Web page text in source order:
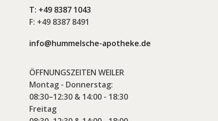
T: +49 8387 1043
F: +49 8387 8491
info@hummelsche-apotheke.de
ÖFFNUNGSZEITEN WEILER
Montag - Donnerstag:
08:30–12:30 & 14:00 - 18:30
Freitag